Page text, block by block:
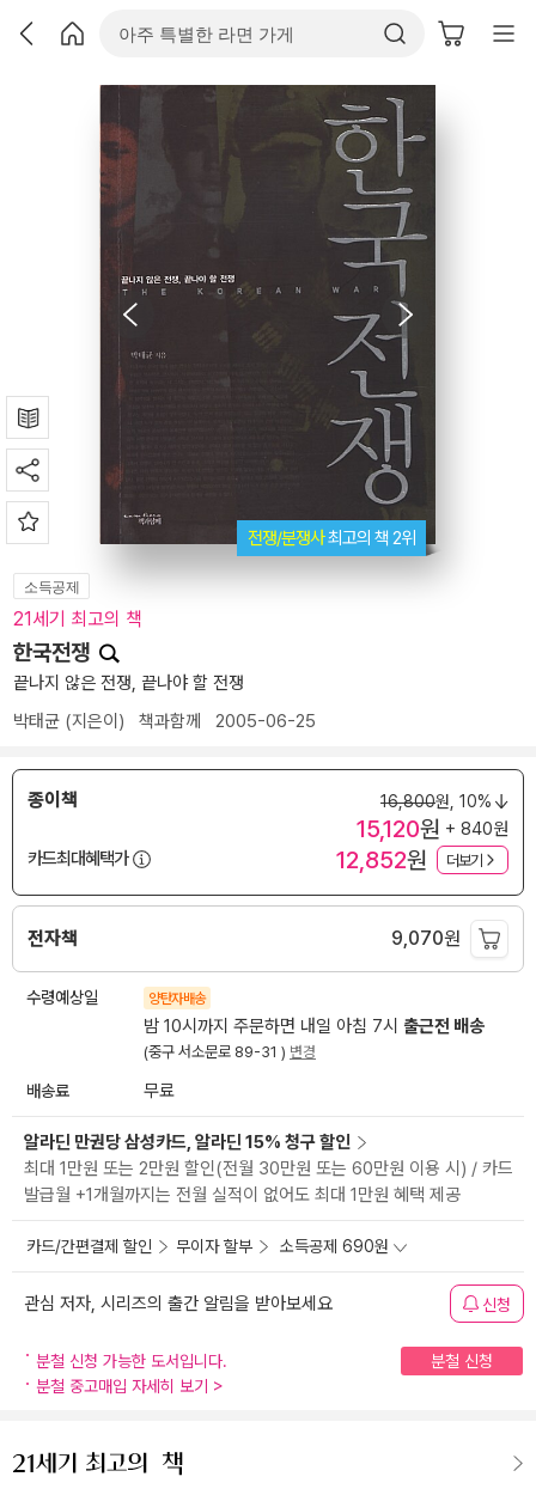
전쟁/분쟁사최고의 책 2위
소득공제
21세기 최고의 책
한국전쟁
끝나지 않은 전쟁, 끝나야 할 전쟁
박태균 (지은이) 책과함께 2005-06-25
종이책 16,800원, 10%
15,120원 + 840원
카드최대혜택가
12,852원 더보기
전자책 9,070원
수령예상일 양탄자배송
밤 10시까지 주문하면 내일 아침 7시 출근전 배송
(중구 서소문로 89-31 ) 변경
배송료 무료
알라딘 만권당 삼성카드, 알라딘 15% 청구 할인
최대 1만원 또는 2만원 할인(전월 30만원 또는 60만원 이용 시) / 카드
발급월 +1개월까지는 전월 실적이 없어도 최대 1만원 혜택 제공
카드/간편결제 할인 무이자 할부 소득공제 690원
관심 저자, 시리즈의 출간 알림을 받아보세요 신청
분철 신청 가능한 도서입니다.
분철 신청
분철 중고매입 자세히 보기 >